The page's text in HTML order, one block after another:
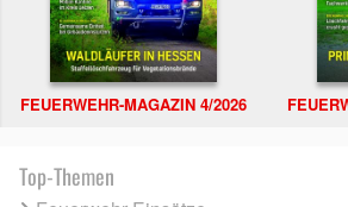
FEUERWEHR-MAGAZIN 4/2026
Top-Themen